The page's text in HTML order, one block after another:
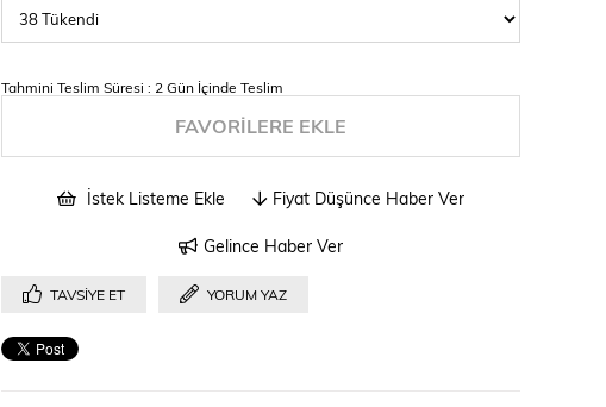
Tahmini Teslim Süresi : 2 Gün İçinde Teslim
FAVORILERE EKLE
İstek Listeme Ekle Fiyat Düşünce Haber Ver
Gelince Haber Ver
TAVSIYE ET YORUM YAZ